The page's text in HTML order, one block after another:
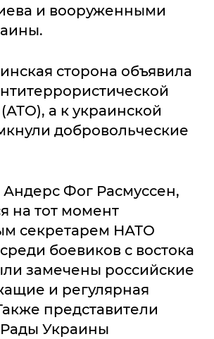
и вооруженными
сторона объявила
а к украинской
добровольческие
Андерс Фог Расмуссен,
на тот момент
секретарем НАТО
боевиков с востока
замечены российские
и регулярная
представители
Украины